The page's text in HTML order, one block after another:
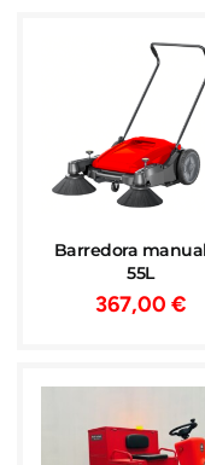
Barredora manual
55L
367,00 €